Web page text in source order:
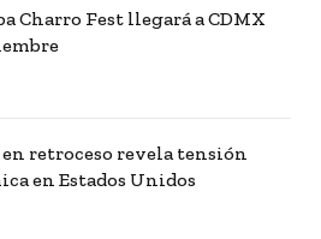
Charro Fest llegará a CDMX
retroceso revela tensión
en Estados Unidos